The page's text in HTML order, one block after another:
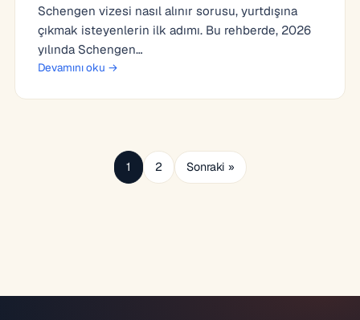
Schengen vizesi nasıl alınır sorusu, yurtdışına
çıkmak isteyenlerin ilk adımı. Bu rehberde, 2026
yılında Schengen…
Devamını oku →
1 2 Sonraki »